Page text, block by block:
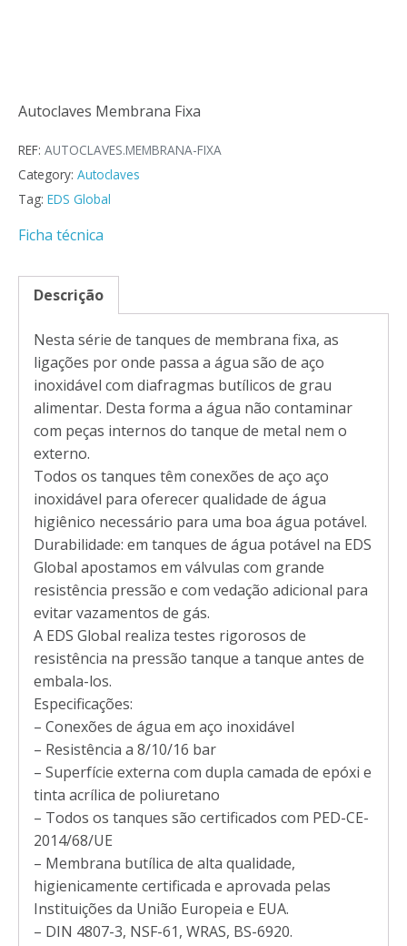
Autoclaves Membrana Fixa
REF: AUTOCLAVES.MEMBRANA-FIXA
Category: Autoclaves
Tag: EDS Global
Ficha técnica
Descrição
Nesta série de tanques de membrana fixa, as
ligações por onde passa a água são de aço
inoxidável com diafragmas butílicos de grau
alimentar. Desta forma a água não contaminar
com peças internos do tanque de metal nem o
externo.
Todos os tanques têm conexões de aço aço
inoxidável para oferecer qualidade de água
higiênico necessário para uma boa água potável.
Durabilidade: em tanques de água potável na EDS
Global apostamos em válvulas com grande
resistência pressão e com vedação adicional para
evitar vazamentos de gás.
A EDS Global realiza testes rigorosos de
resistência na pressão tanque a tanque antes de
embala-los.
Especificações:
– Conexões de água em aço inoxidável
– Resistência a 8/10/16 bar
– Superfície externa com dupla camada de epóxi e
tinta acrílica de poliuretano
– Todos os tanques são certificados com PED-CE-
2014/68/UE
– Membrana butílica de alta qualidade,
higienicamente certificada e aprovada pelas
Instituições da União Europeia e EUA.
– DIN 4807-3, NSF-61, WRAS, BS-6920.